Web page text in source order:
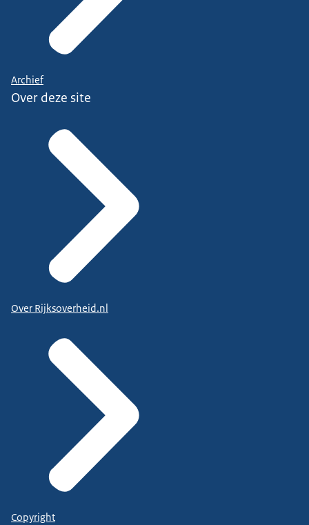
Archief
Over deze site
Over Rijksoverheid.nl
Copyright